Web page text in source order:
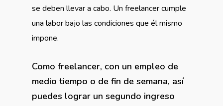
se deben llevar a cabo. Un freelancer cumple
una labor bajo las condiciones que él mismo
impone.
Como freelancer, con un empleo de
medio tiempo o de fin de semana, así
puedes lograr un segundo ingreso